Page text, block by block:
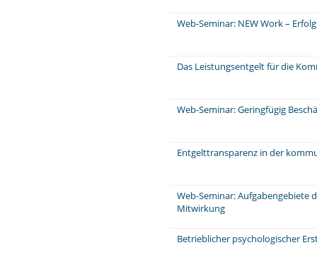
Web-Seminar: NEW Work –
Das Leistungsentgelt für die
Web-Seminar: Geringfügig
Entgelttransparenz in der
Web-Seminar: Aufgabengebiete
Mitwirkung
Betrieblicher psychologischer